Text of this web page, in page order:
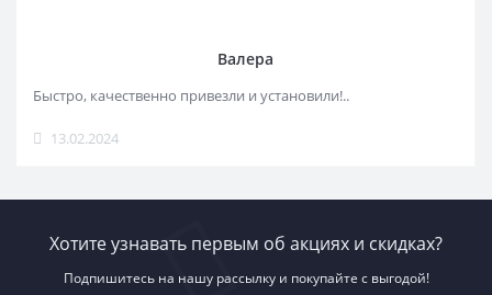
Валера
Быстро, качественно привезли и установили!..
13.02.2024
Хотите узнавать первым об акциях и скидках?
Подпишитесь на нашу рассылку и покупайте с выгодой!